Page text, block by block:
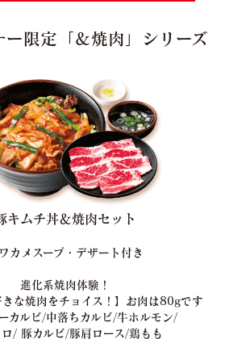
ー限定「＆焼肉」シリーズ
キムチ丼＆焼肉セット
カメスープ・デザート付き
進化系焼肉体験！
きな焼肉をチョイス！】お肉は80gです
カルビ/中落ちカルビ/牛ホルモン/
ロ/ 豚カルビ/豚肩ロース/鶏もも